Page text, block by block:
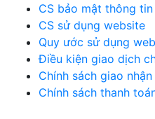
CS bảo mật thông tin
CS sử dụng website
Quy ước sử dụng
Điều kiện giao dịch
Chính sách giao nhận
Chính sách thanh